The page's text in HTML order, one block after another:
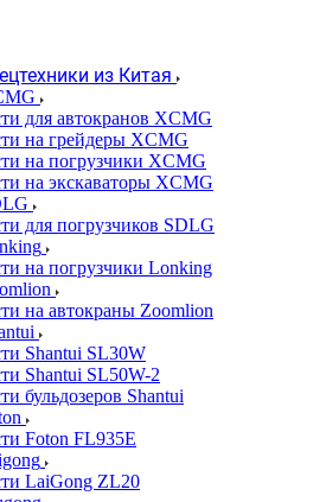
из Китая
для автокранов XCMG
на грейдеры XCMG
на погрузчики XCMG
на экскаваторы XCMG
для погрузчиков SDLG
на погрузчики Lonking
на автокраны Zoomlion
Shantui SL30W
Shantui SL50W-2
бульдозеров Shantui
Foton FL935E
LaiGong ZL20